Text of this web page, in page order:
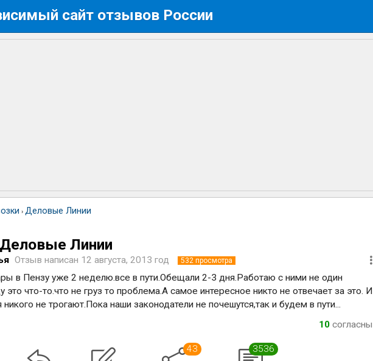
сайт отзывов России
›Деловые Линии
Линии
Отзыв написан 12 августа, 2013 год 532 просмотра
в Пензу уже 2 неделю.все в пути.Обещали 2-3 дня.Работаю с ними не один
это что-то.что не груз то проблема.А самое интересное никто не отвечает за это. И
не трогают.Пока наши законодатели не почешутся,так и будем в пути...
10согласны
43 3536